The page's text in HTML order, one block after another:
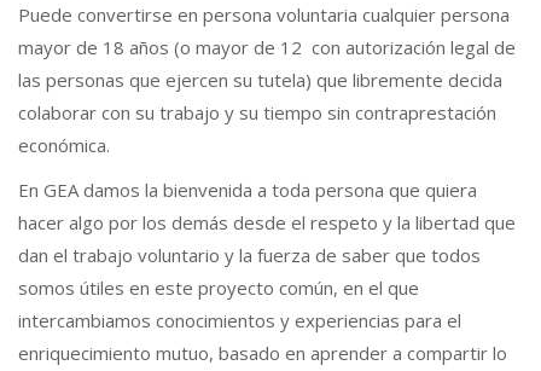
Puede convertirse en persona voluntaria cualquier persona
mayor de 18 años (o mayor de 12 con autorización legal de
las personas que ejercen su tutela) que libremente decida
colaborar con su trabajo y su tiempo sin contraprestación
económica.
En GEA damos la bienvenida a toda persona que quiera
hacer algo por los demás desde el respeto y la libertad que
dan el trabajo voluntario y la fuerza de saber que todos
somos útiles en este proyecto común, en el que
intercambiamos conocimientos y experiencias para el
enriquecimiento mutuo, basado en aprender a compartir lo